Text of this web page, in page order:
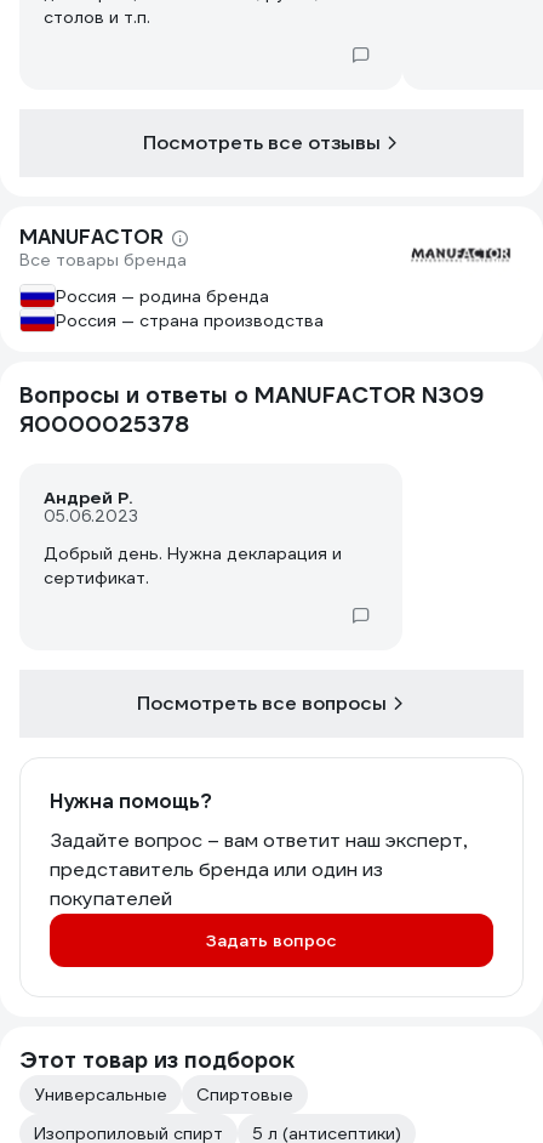
столов и т.п.
Посмотреть все отзывы
MANUFACTOR
Все товары бренда
Россия — родина бренда
Россия — страна производства
Вопросы и ответы о MANUFACTOR N309
Я0000025378
Андрей Р.
05.06.2023
Добрый день. Нужна декларация и
сертификат.
Посмотреть все вопросы
Нужна помощь?
Задайте вопрос – вам ответит наш эксперт,
представитель бренда или один из
покупателей
Задать вопрос
Этот товар из подборок
Универсальные
Спиртовые
Изопропиловый спирт
5 л (антисептики)